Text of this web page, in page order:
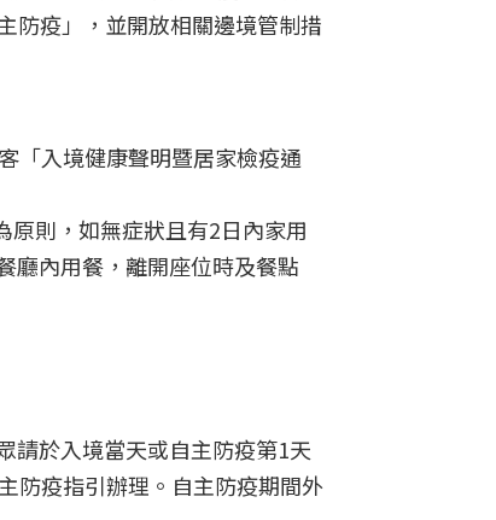
防疫」，並開放相關邊境管制措
「入境健康聲明暨居家檢疫通
則，如無症狀且有2日內家用
廳內用餐，離開座位時及餐點
請於入境當天或自主防疫第1天
防疫指引辦理。自主防疫期間外